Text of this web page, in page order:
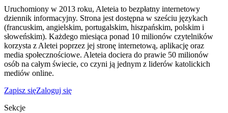
Uruchomiony w 2013 roku, Aleteia to bezpłatny internetowy
dziennik informacyjny. Strona jest dostępna w sześciu językach
(francuskim, angielskim, portugalskim, hiszpańskim, polskim i
słoweńskim). Każdego miesiąca ponad 10 milionów czytelników
korzysta z Aletei poprzez jej stronę internetową, aplikację oraz
media społecznościowe. Aleteia dociera do prawie 50 milionów
osób na całym świecie, co czyni ją jednym z liderów katolickich
mediów online.
Zapisz sięZaloguj się
Sekcje